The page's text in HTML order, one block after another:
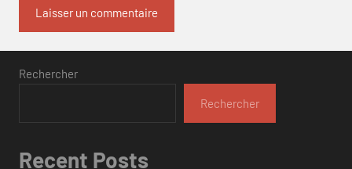
Rechercher
Rechercher
Recent Posts